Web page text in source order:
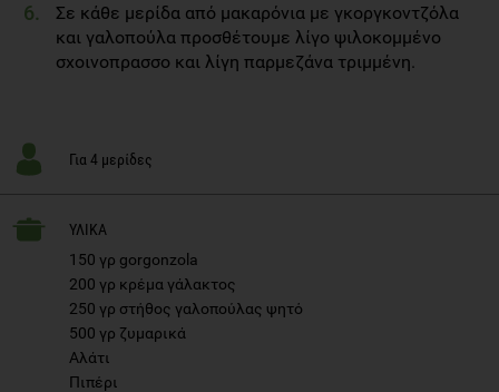
Σε κάθε μερίδα από μακαρόνια με γκοργκοντζόλα
και γαλοπούλα προσθέτουμε λίγο ψιλοκομμένο
σχοινοπρασσο και λίγη παρμεζάνα τριμμένη.
Για 4 μερίδες
ΥΛΙΚΑ
150 γρ gorgonzola
200 γρ κρέμα γάλακτος
250 γρ στήθος γαλοπούλας ψητό
500 γρ ζυμαρικά
Αλάτι
Πιπέρι